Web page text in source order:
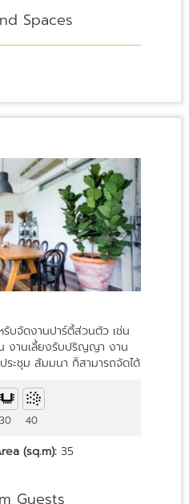
Spaces
รับจัดงานปาร์ตี้ส่วนตัว เช่น
งานเลี้ยงรับปริญญา งาน
ระชุม สัมมนา ก็สามารถจัดได้
30 40
(sq.m): 35
Guests